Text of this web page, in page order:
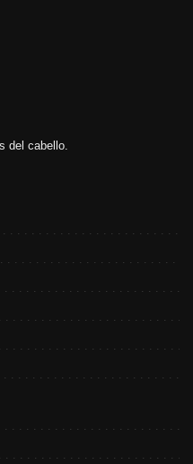
del cabello.